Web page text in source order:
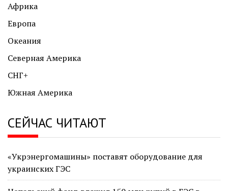
Африка
Европа
Океания
Северная Америка
СНГ+
Южная Америка
СЕЙЧАС ЧИТАЮТ
«Укрэнергомашины» поставят оборудование для
украинских ГЭС